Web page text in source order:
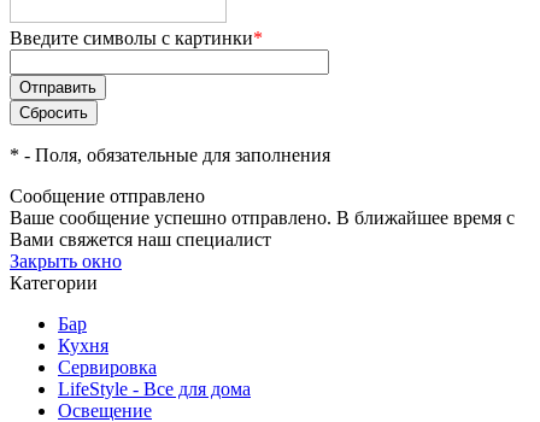
Введите символы с картинки*
* - Поля, обязательные для заполнения
Сообщение отправлено
Ваше сообщение успешно отправлено. В ближайшее время с
Вами свяжется наш специалист
Закрыть окно
Категории
Бар
Кухня
Сервировка
LifeStyle - Все для дома
Освещение